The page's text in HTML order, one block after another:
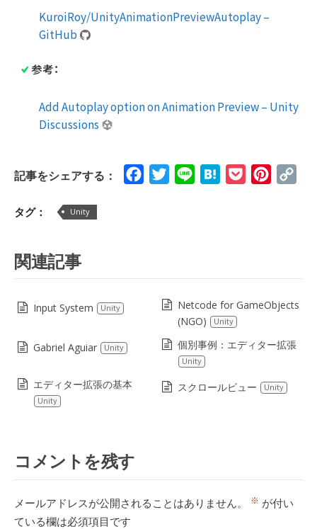
KuroiRoy/UnityAnimationPreviewAutoplay –
GitHub
参考：
Add Autoplay option on Animation Preview – Unity
Discussions
記事をシェアする： FacebookTwitterLine HatenaPocket
タグ： Unity
関連記事
Input System Unity
Netcode for GameObjects
(NGO)
Unity
Gabriel Aguiar Unity 個別事例：エディター拡張
Unity
エディター拡張の基本
Unity
スクロールビュー Unity
コメントを残す
メールアドレスが公開されることはありません。 ※ が付い
ている欄は必須項目です